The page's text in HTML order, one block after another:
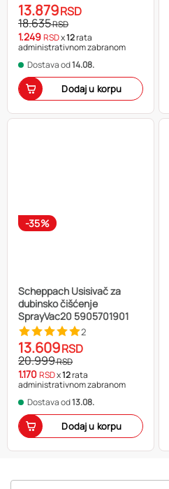
13.879RSD
18.635RSD
1.249RSDx12rata
administrativnom zabranom
Dostava od14.08.
Dodaj u korpu
-35%
Scheppach Usisivač za
dubinsko čišćenje
SprayVac20 5905701901
2
13.609RSD
20.999RSD
1.170RSDx12rata
administrativnom zabranom
Dostava od13.08.
Dodaj u korpu